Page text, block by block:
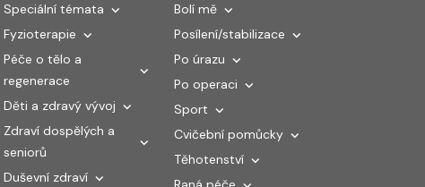
Speciální témata
Fyzioterapie
Péče o tělo a
regenerace
Děti a zdravý vývoj
Zdraví dospělých a
seniorů
Duševní zdraví
Bolí mě
Posílení/stabilizace
Po úrazu
Po operaci
Sport
Cvičební pomůcky
Těhotenství